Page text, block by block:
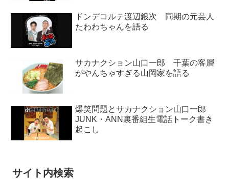
ドンデコルテ渡辺銀次 同期の元芸人
たわわちゃんを語る
サカナクション山口一郎 千葉の客層
がやんちゃすぎる山岡家を語る
爆笑問題とサカナクション山口一郎
JUNK・ANN裏番組生電話トーク書き
起こし
サイト内検索